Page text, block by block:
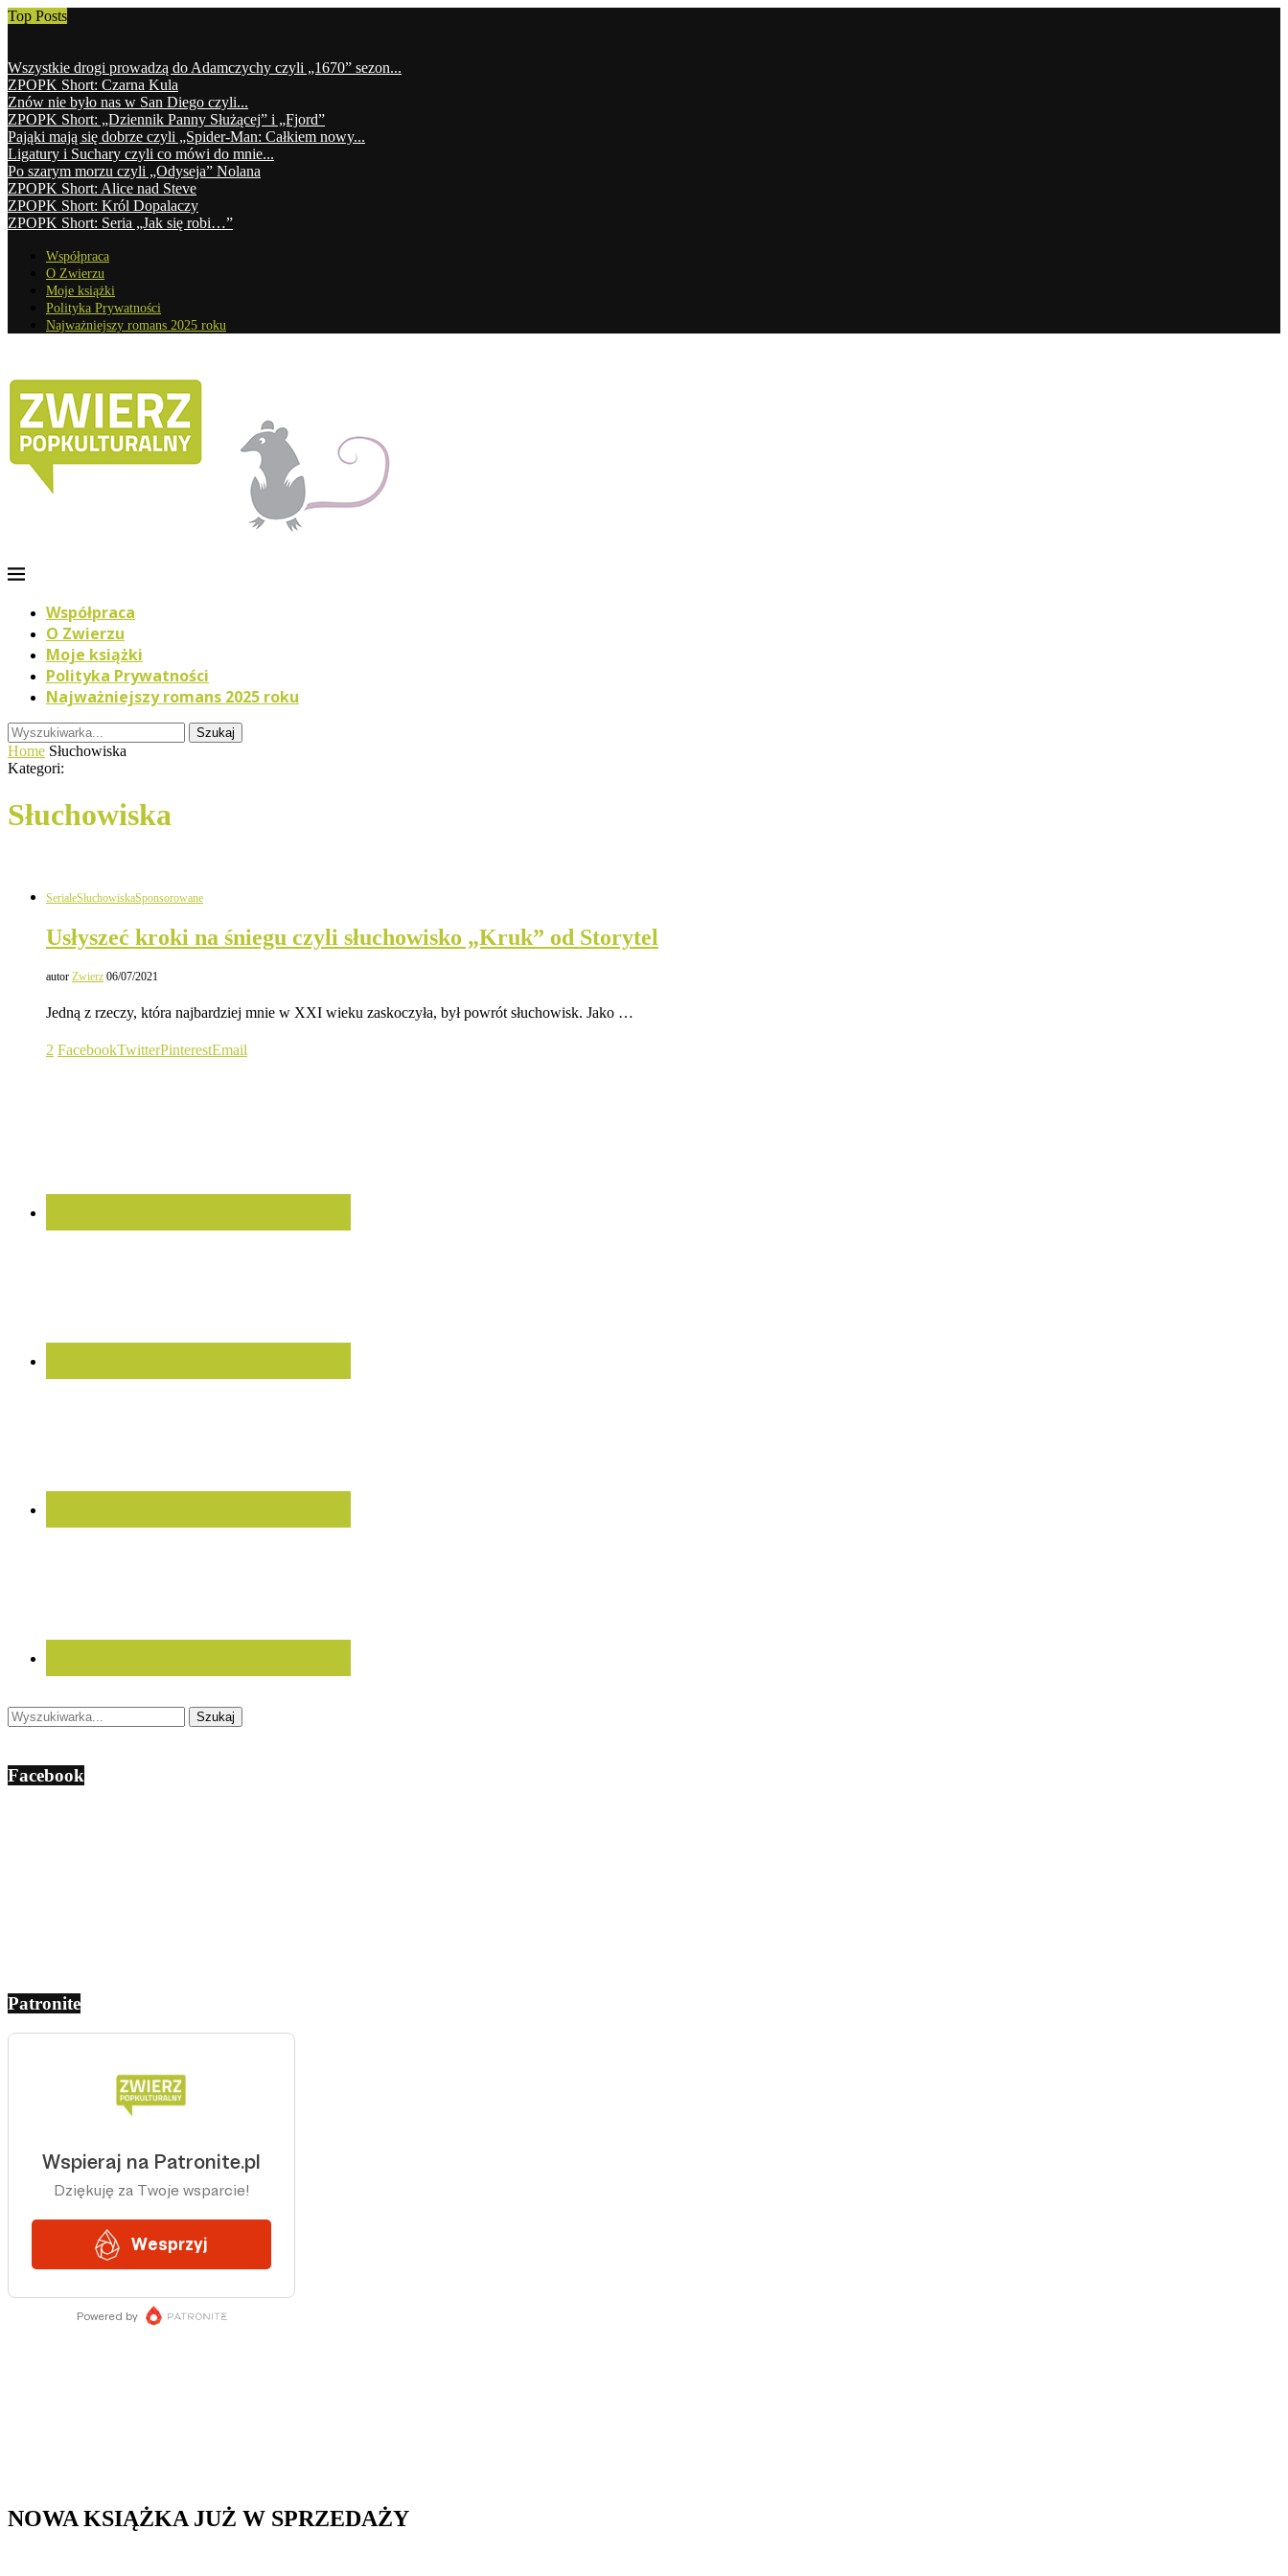
Top Posts
Wszystkie drogi prowadzą do Adamczychy czyli „1670” sezon...
ZPOPK Short: Czarna Kula
Znów nie było nas w San Diego czyli...
ZPOPK Short: „Dziennik Panny Służącej” i „Fjord”
Pająki mają się dobrze czyli „Spider-Man: Całkiem nowy...
Ligatury i Suchary czyli co mówi do mnie...
Po szarym morzu czyli „Odyseja” Nolana
ZPOPK Short: Alice nad Steve
ZPOPK Short: Król Dopalaczy
ZPOPK Short: Seria „Jak się robi…”
Współpraca
O Zwierzu
Moje książki
Polityka Prywatności
Najważniejszy romans 2025 roku
Współpraca
O Zwierzu
Moje książki
Polityka Prywatności
Najważniejszy romans 2025 roku
Szukaj
Home Słuchowiska
Kategori:
Słuchowiska
SerialeSłuchowiskaSponsorowane
Usłyszeć kroki na śniegu czyli słuchowisko „Kruk” od Storytel
autor Zwierz 06/07/2021
Jedną z rzeczy, która najbardziej mnie w XXI wieku zaskoczyła, był powrót słuchowisk. Jako …
2 FacebookTwitterPinterestEmail
Facebook
Patronite
NOWA KSIĄŻKA JUŻ W SPRZEDAŻY